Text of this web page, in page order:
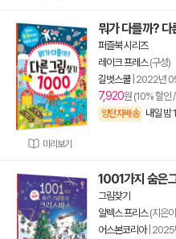
미리보기
뭐가 다를까?
퍼즐북 시리즈
레이크 프레스(구성)
길벗스쿨| 2022년
7,920원 (10% 할인
양탄자배송 내일 밤
1001가지 숨은
그림찾기
알렉스 프리스(지은이
어스본코리아| 2025